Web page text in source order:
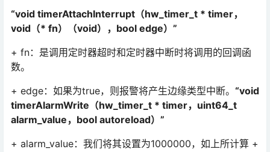
“void timerAttachInterrupt（hw_timer_t * timer，
void（* fn）（void），bool edge）”
+ fn：是调用定时器超时和定时器中断时将调用的回调函
数。
+ edge：如果为true，则报警将产生边缘类型中断。 “void
timerAlarmWrite（hw_timer_t * timer，uint64_t
alarm_value，bool autoreload）”
+ alarm_value：我们将其设置为1000000，如上所计算 +